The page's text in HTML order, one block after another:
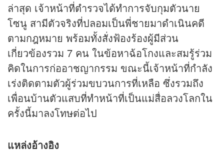
ล่าสุด เจ้าหน้าที่ตำรวจได้ทำการจับกุมตัวนาย
โซนู สามีตัวจริงที่ปลอมเป็นพี่ชายมาดำเนินคดี
ตามกฎหมาย พร้อมทั้งสั่งฟ้องร้องผู้มีส่วน
เกี่ยวข้องรวม 7 คน ในข้อหาฉ้อโกงและสมรู้ร่วม
คิดในการก่ออาชญากรรม ขณะนี้เจ้าหน้าที่กำลัง
เร่งติดตามตัวผู้ร่วมขบวนการที่เหลือ ซึ่งรวมถึง
เพื่อนบ้านตัวแสบที่ทำหน้าที่เป็นแม่สื่อลวงโลกใน
ครั้งนี้มาลงโทษต่อไป
แหล่งอ้างอิง